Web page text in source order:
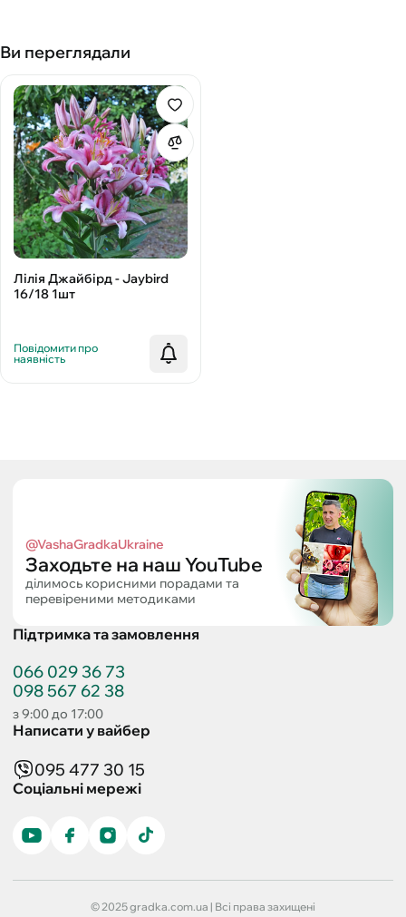
Ви переглядали
Лілія Джайбірд - Jaybird
16/18 1шт
Повідомити про
наявність
@VashaGradkaUkraine
Заходьте на наш YouTube
ділимось корисними порадами та
перевіреними методиками
Підтримка та замовлення
066 029 36 73
098 567 62 38
з 9:00 до 17:00
Написати у вайбер
095 477 30 15
Соціальні мережі
© 2025 gradka.com.ua | Всі права захищені